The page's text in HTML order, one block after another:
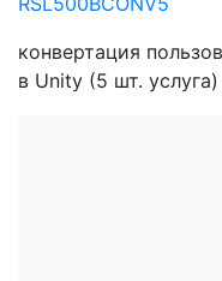
конвертация
в Unity (5 шт. услуга)